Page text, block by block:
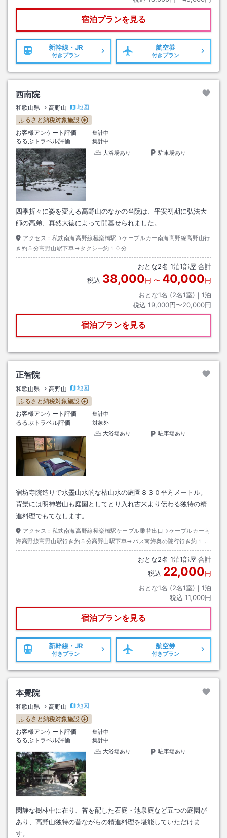
宿泊プランを見る
新幹線・JR
付きプラン
航空券
付きプラン
西南院
和歌山県 高野山
地図
ふるさと納税対象施設
お客様アンケート評価
集計中
るるぶトラベル評価
集計中
大浴場あり
駐車場あり
四季折々に姿を変える高野山のなかの当院は、平安初期に弘法大
師の高弟、真然大徳によって開基せられました。
アクセス： 私鉄南海高野線極楽橋駅→ケーブルカー南海高野線高野山行
き約５分高野山駅下車→タクシー約１０分
おとな2名 1泊1部屋 合計
税込 38,000円 〜 40,000円
おとな1名 (2名1室)｜ 1泊
税込 19,000円〜20,000円
宿泊プランを見る
正智院
和歌山県 高野山
地図
ふるさと納税対象施設
お客様アンケート評価
集計中
るるぶトラベル評価
対象外
大浴場あり
駐車場あり
宿坊寺院造りで水墨山水的な枯山水の庭園８３０平方メートル。
背景には明神岩山も庭園としてとり入れ古来より伝わる独特の精
進料理でもてなします。
アクセス： 私鉄南海高野線極楽橋駅ケーブル乗替出口→ケーブルカー南
海高野線高野山駅行き約５分高野山駅下車→バス南海奥の院行行き約１５
分千手院下車→徒歩約１０分
おとな2名 1泊1部屋 合計
税込 22,000円
おとな1名 (2名1室)｜ 1泊
税込 11,000円
宿泊プランを見る
新幹線・JR
付きプラン
航空券
付きプラン
本覺院
和歌山県 高野山
地図
ふるさと納税対象施設
お客様アンケート評価
集計中
るるぶトラベル評価
集計中
大浴場あり
駐車場あり
閑静な樹林中に在り、苔を配した石庭・池泉庭など五つの庭園が
あり、高野山独特の昔ながらの精進料理を堪能していただけま
す。